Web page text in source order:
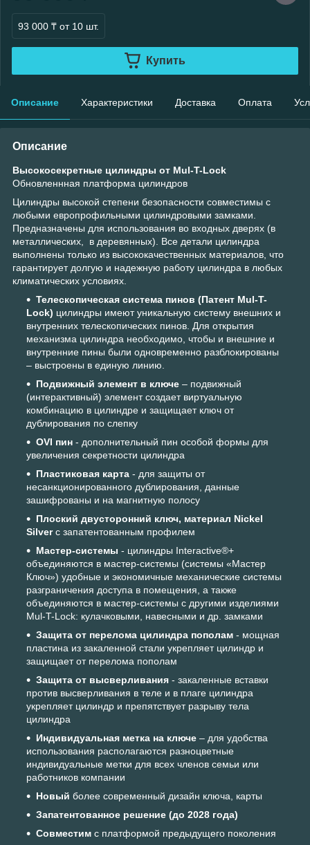
93 000 ₸ от 10 шт.
Купить
Описание Характеристики Доставка Оплата
Описание
Высокосекретные цилиндры от Mul-T-Lock
Обновленнная платформа цилиндров
Цилиндры высокой степени безопасности совместимы с
любыми европрофильными цилиндровыми замками.
Предназначены для использования во входных дверях (в
металлических, в деревянных). Все детали цилиндра
выполнены только из высококачественных материалов, что
гарантирует долгую и надежную работу цилиндра в любых
климатических условиях.
Телескопическая система пинов (Патент Mul-T-
Lock) цилиндры имеют уникальную систему внешних и
внутренних телескопических пинов. Для открытия
механизма цилиндра необходимо, чтобы и внешние и
внутренние пины были одновременно разблокированы
– выстроены в единую линию.
Подвижный элемент в ключе – подвижный
(интерактивный) элемент создает виртуальную
комбинацию в цилиндре и защищает ключ от
дублирования по слепку
OVI пин - дополнительный пин особой формы для
увеличения секретности цилиндра
Пластиковая карта - для защиты от
несанкционированного дублирования, данные
зашифрованы и на магнитную полосу
Плоский двусторонний ключ, материал Nickel
Silverс запатентованным профилем
Мастер-системы - цилиндры Interactive®+
объединяются в мастер-системы (системы «Мастер
Ключ») удобные и экономичные механические системы
разграничения доступа в помещения, а также
объединяются в мастер-системы с другими изделиями
Mul-T-Lock: кулачковыми, навесными и др. замками
Защита от перелома цилиндра пополам - мощная
пластина из закаленной стали укрепляет цилиндр и
защищает от перелома пополам
Защита от высверливания - закаленные вставки
против высверливания в теле и в плаге цилиндра
укрепляет цилиндр и препятствует разрыву тела
цилиндра
Индивидуальная метка на ключе – для удобства
использования располагаются разноцветные
индивидуальные метки для всех членов семьи или
работников компании
Новый более современный дизайн ключа, карты
Запатентованное решение (до 2028 года)
Совместим с платформой предыдущего поколения